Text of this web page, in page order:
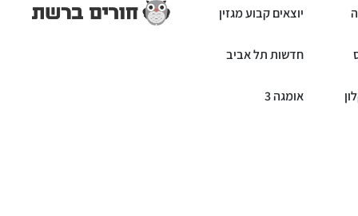
יוצאים קבוע מגזין
חדשות תל אביב
אומגה 3